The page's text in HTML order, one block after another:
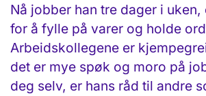
Nå jobber han tre dager i
for å fylle på varer og holde
Arbeidskollegene er
det er mye spøk og moro på
deg selv, er hans råd til andre